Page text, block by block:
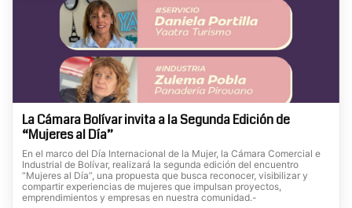
La Cámara Bolívar invita a la Segunda Edición de
“Mujeres al Día”
En el marco del Día Internacional de la Mujer, la Cámara Comercial e
Industrial de Bolívar, realizará la segunda edición del encuentro
“Mujeres al Día”, una propuesta que busca reconocer, visibilizar y
compartir experiencias de mujeres que impulsan proyectos,
emprendimientos y empresas en nuestra comunidad.-